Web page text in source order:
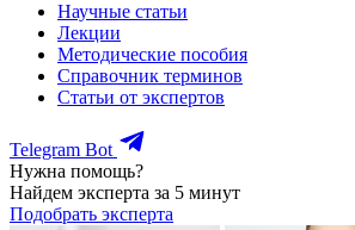
Научные статьи
Лекции
Методические пособия
Справочник терминов
Статьи от экспертов
Telegram Bot
Нужна помощь?
Найдем эксперта за 5 минут
Подобрать эксперта